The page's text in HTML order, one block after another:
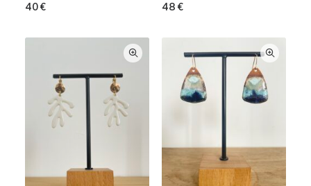
40€ 48€